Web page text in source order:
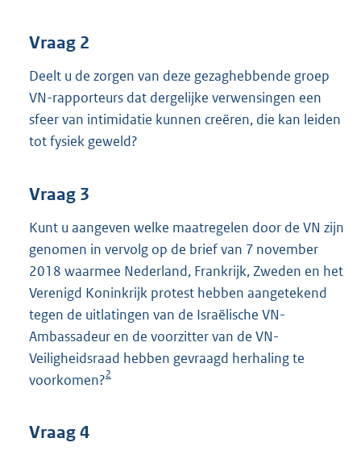
Vraag 2
Deelt u de zorgen van deze gezaghebbende groep
VN-rapporteurs dat dergelijke verwensingen een
sfeer van intimidatie kunnen creëren, die kan leiden
tot fysiek geweld?
Vraag 3
Kunt u aangeven welke maatregelen door de VN zijn
genomen in vervolg op de brief van 7 november
2018 waarmee Nederland, Frankrijk, Zweden en het
Verenigd Koninkrijk protest hebben aangetekend
tegen de uitlatingen van de Israëlische VN-
Ambassadeur en de voorzitter van de VN-
Veiligheidsraad hebben gevraagd herhaling te
voorkomen?2
Vraag 4